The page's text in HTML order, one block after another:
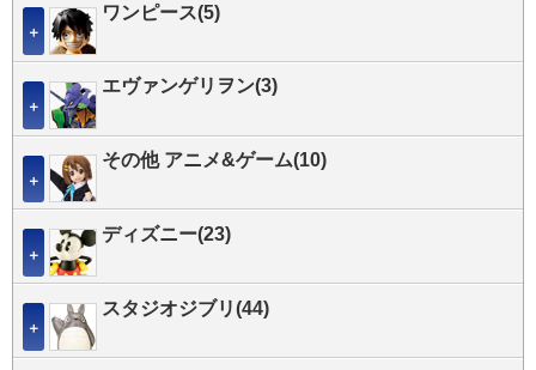
＋
ワンピース(5)
＋
エヴァンゲリヲン(3)
＋
その他 アニメ&ゲーム(10)
＋
ディズニー(23)
＋
スタジオジブリ(44)